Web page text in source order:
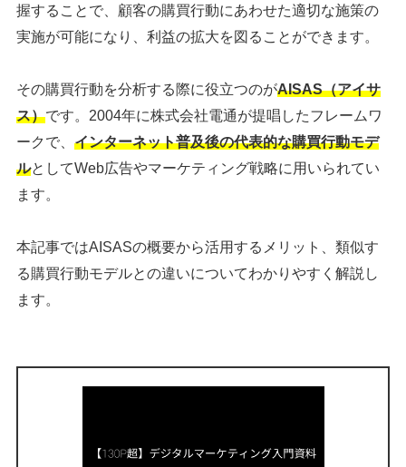
握することで、顧客の購買行動にあわせた適切な施策の
実施が可能になり、利益の拡大を図ることができます。
その購買行動を分析する際に役立つのがAISAS（アイサ
ス）です。2004年に株式会社電通が提唱したフレームワ
ークで、 インターネット普及後の代表的な購買行動モデ
ルとしてWeb広告やマーケティング戦略に用いられてい
ます。
本記事ではAISASの概要から活用するメリット、類似す
る購買行動モデルとの違いについてわかりやすく解説し
ます。